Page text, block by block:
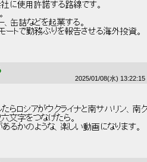
に使用許諾する路線です。
缶詰などを起業する。
ートで勤務ぶりを報告させる海外投資。
2025/01/08(水) 13:22:15
らロシアがウクライナと南サハリン、南
文字をつなげたら。
るかのような、楽しい動画になります。